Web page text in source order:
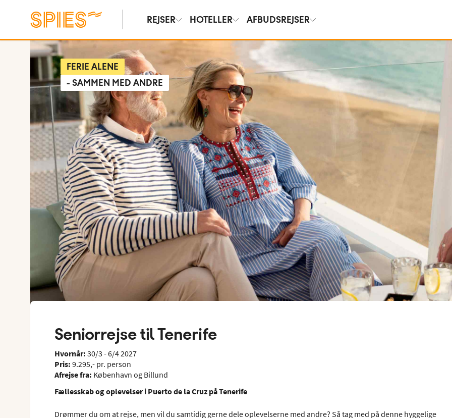
REJSER HOTELLER AFBUDSREJSER
FERIE ALENE
- SAMMEN MED ANDRE
Seniorrejse til Tenerife
Hvornår: 30/3 - 6/4 2027
Pris: 9.295,- pr. person
Afrejse fra: København og Billund
Fællesskab og oplevelser i Puerto de la Cruz på Tenerife
Drømmer du om at rejse, men vil du samtidig gerne dele oplevelserne med andre? Så tag med på denne hyggelige